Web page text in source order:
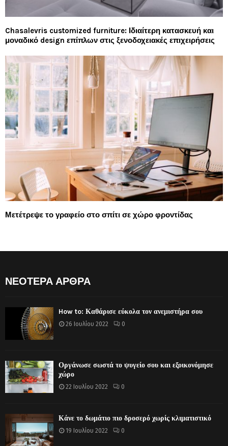
Chasalevris customized furniture: Ιδιαίτερη κατασκευή και
μοναδικό design επίπλων στις ξενοδοχειακές επιχειρήσεις
Μετέτρεψε το γραφείο στο σπίτι σε χώρο φροντίδας
ΝΕΟΤΕΡΑ ΑΡΘΡΑ
How to: Καθάρισε εύκολα τον ανεμιστήρα σου
26 Ιουλίου 2022 0
Οργάνωσε σωστά το ψυγείο σου και εξοικονόμησε
χώρο
22 Ιουλίου 2022 0
Κάνε το δωμάτιο πιο δροσερό χωρίς κλιματιστικό
19 Ιουλίου 2022 0